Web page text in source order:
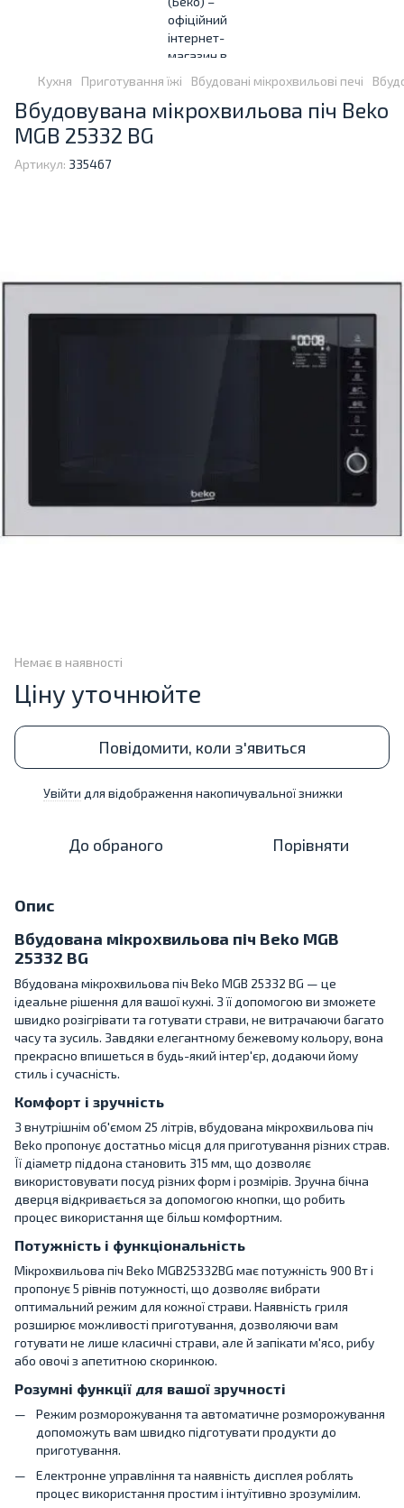
Кухня Приготування їжі Вбудовані мікрохвильові печі
Вбудовувана мікрохвильова піч Beko
MGB 25332 BG
Артикул: 335467
Немає в наявності
Ціну уточнюйте
Повідомити, коли з'явиться
Увійти для відображення накопичувальної знижки
До обраного Порівняти
Опис
Вбудована мікрохвильова піч Beko MGB
25332 BG
Вбудована мікрохвильова піч Beko MGB 25332 BG — це
ідеальне рішення для вашої кухні. З її допомогою ви зможете
швидко розігрівати та готувати страви, не витрачаючи багато
часу та зусиль. Завдяки елегантному бежевому кольору, вона
прекрасно впишеться в будь-який інтер'єр, додаючи йому
стиль і сучасність.
Комфорт і зручність
З внутрішнім об'ємом 25 літрів, вбудована мікрохвильова піч
Beko пропонує достатньо місця для приготування різних страв.
Її діаметр піддона становить 315 мм, що дозволяє
використовувати посуд різних форм і розмірів. Зручна бічна
дверця відкривається за допомогою кнопки, що робить
процес використання ще більш комфортним.
Потужність і функціональність
Мікрохвильова піч Beko MGB25332BG має потужність 900 Вт і
пропонує 5 рівнів потужності, що дозволяє вибрати
оптимальний режим для кожної страви. Наявність гриля
розширює можливості приготування, дозволяючи вам
готувати не лише класичні страви, але й запікати м'ясо, рибу
або овочі з апетитною скоринкою.
Розумні функції для вашої зручності
Режим розморожування та автоматичне розморожування
допоможуть вам швидко підготувати продукти до
приготування.
Електронне управління та наявність дисплея роблять
процес використання простим і інтуїтивно зрозумілим.